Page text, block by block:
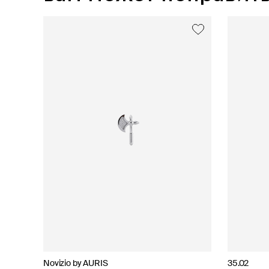
Novizio by AURIS
35.02
AURIS
AURIS
AURIS
AURIS
AURIS
AURIS